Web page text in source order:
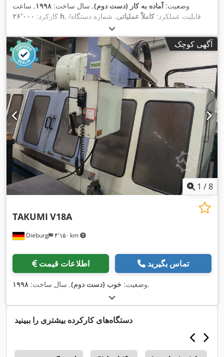
وضعیت:آماده به کار (دست دوم), سال ساخت: ۱۹۹۸, ساعت
کارکرد: ۲۶٬۰۰۰ h , قابلیت عملکرد:کاملاً عملیاتی, شماره دستگاه/
مسافت حرکت محور Y:
۸۵۰ میلی‌متر, مسافت حرکت محور Z:۷۵۰
میلی‌متر , مدل کنترلر: Heidenhain iTNC 426, حداکثر سرعت
چرخش:۶٬۰۰۰ دور/دقیقه ,
آگهی کوچک
1 /8
Dieburg ۴٬۱۵۰ km
TAKUMI V18A
اطلاعات قیمت تماس بگیرید
وضعیت: خوب (دست دوم), سال ساخت: ۱۹۹۸ ,
دستگاه‌های کارکرده بیشتری را ببینید